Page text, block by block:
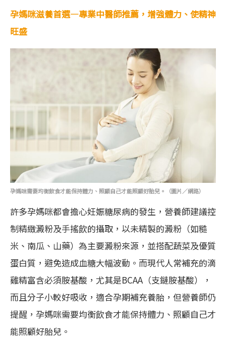
孕媽咪滋養首選—專業中醫師推薦，增強體力、使精神
旺盛
孕媽咪需要均衡飲食才能保持體力、照顧自己才能照顧好胎兒。（圖片／網路）
許多孕媽咪都會擔心妊娠糖尿病的發生，營養師建議控
制精緻澱粉及手搖飲的攝取，以未精製的澱粉（如糙
米、南瓜、山藥）為主要澱粉來源，並搭配蔬菜及優質
蛋白質，避免造成血糖大幅波動。而現代人常補充的滴
雞精富含必須胺基酸，尤其是BCAA（支鏈胺基酸），
而且分子小較好吸收，適合孕期補充養胎，但營養師仍
提醒，孕媽咪需要均衡飲食才能保持體力、照顧自己才
能照顧好胎兒。